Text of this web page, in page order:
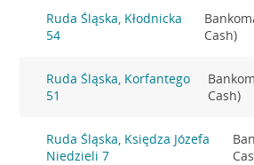
Ruda Śląska, Kłodnicka
54
Cash)
Ruda Śląska, Korfantego
51
Cash)
Ruda Śląska, Księdza Józefa
Niedzieli 7